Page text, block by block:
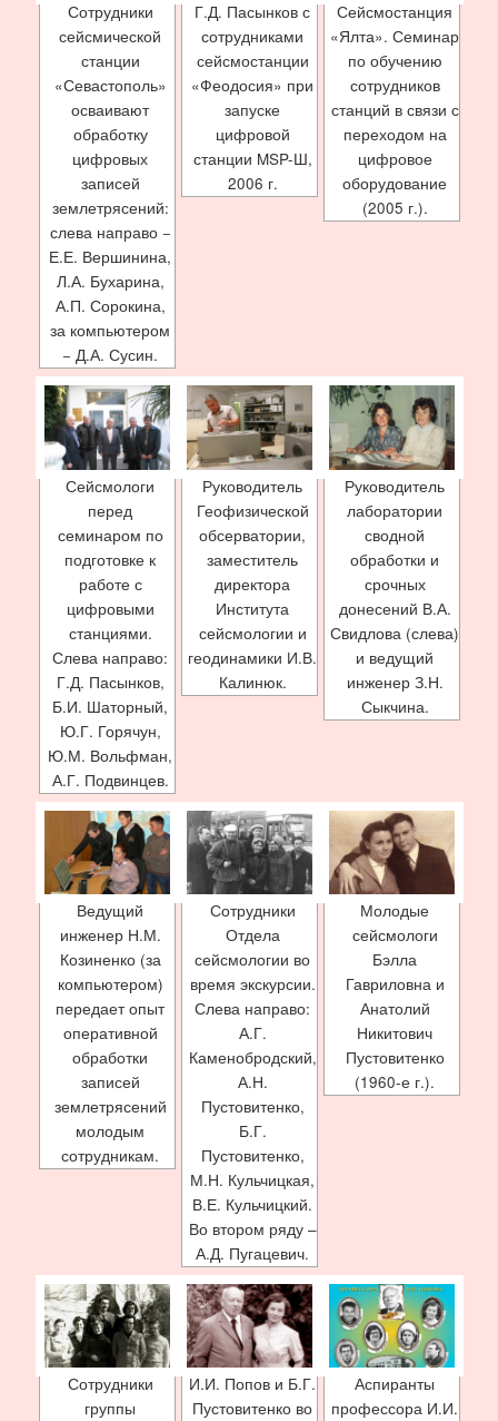
Сотрудники
сейсмической
станции
«Севастополь»
осваивают
обработку
цифровых
записей
землетрясений:
слева направо −
Е.Е. Вершинина,
Л.А. Бухарина,
А.П. Сорокина,
за компьютером
− Д.А. Сусин.
Г.Д. Пасынков с
сотрудниками
сейсмостанции
«Феодосия» при
запуске
цифровой
станции MSP-Ш,
2006 г.
Сейсмостанция
«Ялта». Семинар
по обучению
сотрудников
станций в связи с
переходом на
цифровое
оборудование
(2005 г.).
Сейсмологи
перед
семинаром по
подготовке к
работе с
цифровыми
станциями.
Слева направо:
Г.Д. Пасынков,
Б.И. Шаторный,
Ю.Г. Горячун,
Ю.М. Вольфман,
А.Г. Подвинцев.
Руководитель
Геофизической
обсерватории,
заместитель
директора
Института
сейсмологии и
геодинамики И.В.
Калинюк.
Руководитель
лаборатории
сводной
обработки и
срочных
донесений В.А.
Свидлова (слева)
и ведущий
инженер З.Н.
Сыкчина.
Ведущий
инженер Н.М.
Козиненко (за
компьютером)
передает опыт
оперативной
обработки
записей
землетрясений
молодым
сотрудникам.
Сотрудники
Отдела
сейсмологии во
время экскурсии.
Слева направо:
А.Г.
Каменобродский,
А.Н.
Пустовитенко,
Б.Г.
Пустовитенко,
М.Н. Кульчицкая,
В.Е. Кульчицкий.
Во втором ряду –
А.Д. Пугацевич.
Молодые
сейсмологи
Бэлла
Гавриловна и
Анатолий
Никитович
Пустовитенко
(1960-е г.).
Сотрудники
группы
И.И. Попов и Б.Г.
Пустовитенко во
Аспиранты
профессора И.И.